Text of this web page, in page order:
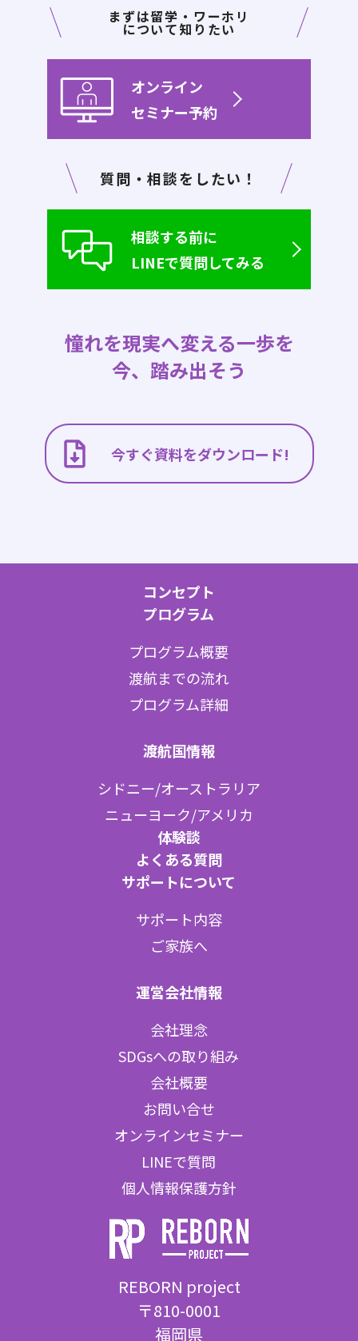
まずは留学・ワーホリ
について知りたい
オンライン
セミナー予約
質問・相談をしたい！
相談する前に
LINEで質問してみる
憧れを現実へ変える一歩を
今、踏み出そう
今すぐ資料をダウンロード!
コンセプト
プログラム
プログラム概要
渡航までの流れ
プログラム詳細
渡航国情報
シドニー/オーストラリア
ニューヨーク/アメリカ
体験談
よくある質問
サポートについて
サポート内容
ご家族へ
運営会社情報
会社理念
SDGsへの取り組み
会社概要
お問い合せ
オンラインセミナー
LINEで質問
個人情報保護方針
REBORN project
〒810-0001
福岡県